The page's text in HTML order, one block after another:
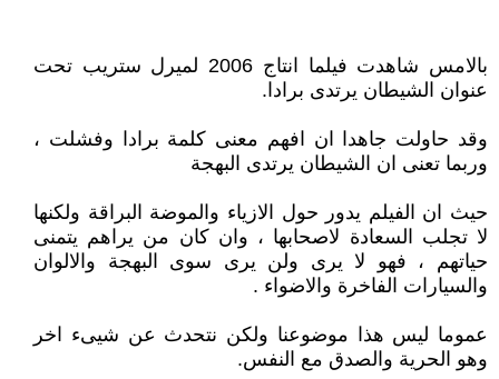
بالامس شاهدت فيلما انتاج 2006 لميرل ستريب تحت
عنوان الشيطان يرتدى برادا.
وقد حاولت جاهدا ان افهم معنى كلمة برادا وفشلت ،
وربما تعنى ان الشيطان يرتدى البهجة
حيث ان الفيلم يدور حول الازياء والموضة البراقة ولكنها
لا تجلب السعادة لاصحابها ، وان كان من يراهم يتمنى
حياتهم ، فهو لا يرى ولن يرى سوى البهجة والالوان
والسيارات الفاخرة والاضواء .
عموما ليس هذا موضوعنا ولكن نتحدث عن شيىء اخر
وهو الحرية والصدق مع النفس.